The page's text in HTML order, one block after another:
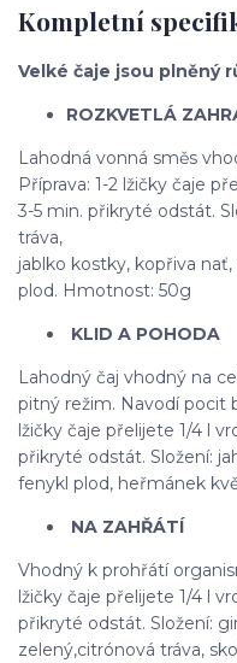
Kompletní
Velké čaje jsou plněný
ROZKVETLÁ
Lahodná vonná směs
Příprava: 1-2 lžičky čaje
3-5 min. přikryté odstát.
tráva,
jablko kostky, kopřiva
plod. Hmotnost: 50g
KLID A POHODA
Lahodný čaj vhodný na
pitný režim. Navodí pocit
lžičky čaje přelijete 1/4 l
přikryté odstát. Složení:
fenykl plod, heřmánek
NA ZAHŘÁTÍ
Vhodný k prohřátí
lžičky čaje přelijete 1/4 l
přikryté odstát. Složení:
zelený,citrónová tráva,